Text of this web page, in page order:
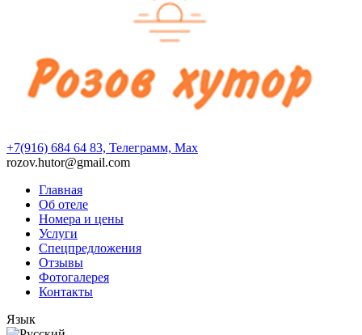
+7(916) 684 64 83, Телеграмм, Мах
rozov.hutor@gmail.com
Главная
Об отеле
Номера и цены
Услуги
Спецпредложения
Отзывы
Фотогалерея
Контакты
Язык